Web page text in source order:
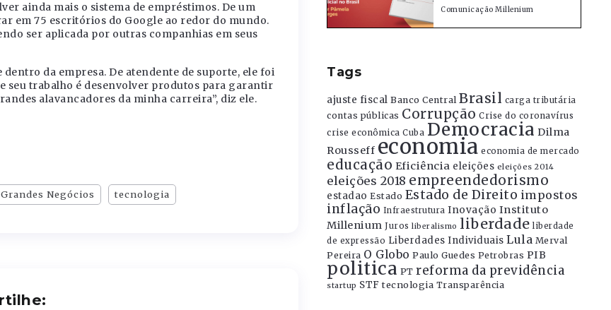
ainda mais o sistema de empréstimos. De um
em 75 escritórios do Google ao redor do mundo.
ser aplicada por outras companhias em seus
da empresa. De atendente de suporte, ele foi
seu trabalho é desenvolver produtos para garantir
alavancadores da minha carreira”, diz ele.
Negócios tecnologia
Comunicação Millenium
Tags
ajuste fiscal Banco Central Brasil carga tributária
contas públicas Corrupção Crise do coronavírus
crise econômica Cuba Democracia Dilma
Rousseff economia economia de mercado
educação Eficiência eleições eleições 2014
eleições 2018 empreendedorismo
estadao Estado Estado de Direito impostos
inflação Infraestrutura Inovação Instituto
Millenium Juros liberalismo liberdade liberdade
de expressão Liberdades Individuais Lula Merval
Pereira O Globo Paulo Guedes Petrobras PIB
politica PT reforma da previdência
startup STF tecnologia Transparência